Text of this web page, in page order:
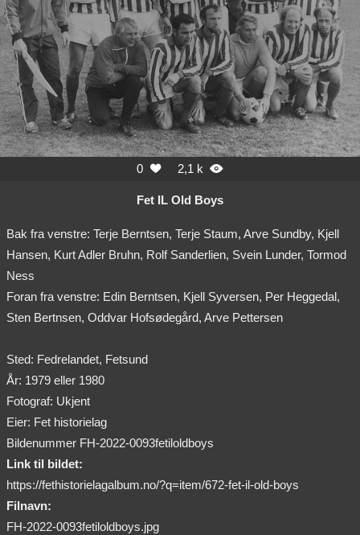
0  2,1 k 
Fet IL Old Boys
Bak fra venstre: Terje Berntsen, Terje Staum, Arve Sundby, Kjell
Hansen, Kurt Adler Bruhn, Rolf Sanderlien, Svein Lunder, Tormod
Ness
Foran fra venstre: Edin Berntsen, Kjell Syversen, Per Heggedal,
Sten Bertnsen, Oddvar Hofsødegård, Arve Pettersen
Sted: Fedrelandet, Fetsund
År: 1979 eller 1980
Fotograf: Ukjent
Eier: Fet historielag
Bildenummer FH-2022-0093fetiloldboys
Link til bildet:
https://fethistorielagalbum.no/?q=item/672-fet-il-old-boys
Filnavn:
FH-2022-0093fetiloldboys.jpg